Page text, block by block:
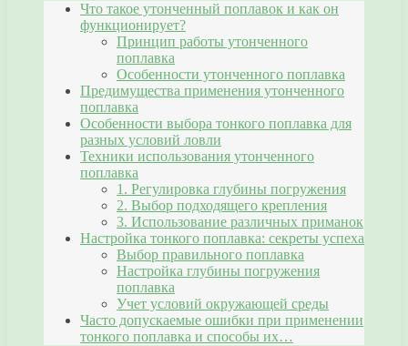
Что такое утонченный поплавок и как он
функционирует?
Принцип работы утонченного
поплавка
Особенности утонченного поплавка
Предимущества применения утонченного
поплавка
Особенности выбора тонкого поплавка для
разных условий ловли
Техники использования утонченного
поплавка
1. Регулировка глубины погружения
2. Выбор подходящего крепления
3. Использование различных приманок
Настройка тонкого поплавка: секреты успеха
Выбор правильного поплавка
Настройка глубины погружения
поплавка
Учет условий окружающей среды
Часто допускаемые ошибки при применении
тонкого поплавка и способы их…